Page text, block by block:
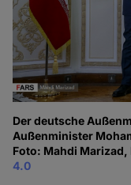
Der deutsche
Außenminister
Foto: Mahdi
4.0